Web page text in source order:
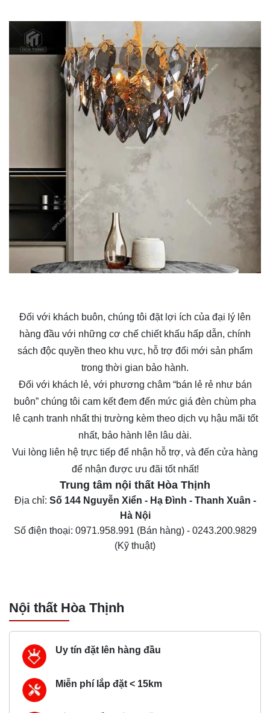
Đối với khách buôn, chúng tôi đặt lợi ích của đại lý lên
hàng đầu với những cơ chế chiết khấu hấp dẫn, chính
sách độc quyền theo khu vực, hỗ trợ đổi mới sản phẩm
trong thời gian bảo hành.
Đối với khách lẻ, với phương châm “bán lẻ rẻ như bán
buôn” chúng tôi cam kết đem đến mức giá đèn chùm pha
lêcạnh tranh nhất thị trường kèm theo dịch vụ hậu mãi tốt
nhất, bảo hành lên lâu dài.
Vui lòng liên hệ trực tiếp để nhận hỗ trợ, và đến cửa hàng
để nhận được ưu đãi tốt nhất!
Trung tâm nội thất Hòa Thịnh
Địa chỉ: Số 144 Nguyễn Xiển - Hạ Đình - Thanh Xuân -
Hà Nội
Số điện thoại: 0971.958.991 (Bán hàng) - 0243.200.9829
(Kỹ thuật)
Nội thất Hòa Thịnh
Uy tín đặt lên hàng đầu
Miễn phí lắp đặt < 15km